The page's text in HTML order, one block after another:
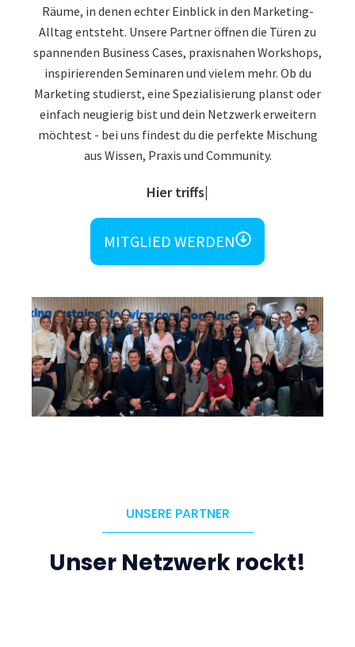
Räume, in denen echter Einblick in den Marketing-
Alltag entsteht. Unsere Partner öffnen die Türen zu
spannenden Business Cases, praxisnahen Workshops,
inspirierenden Seminaren und vielem mehr. Ob du
Marketing studierst, eine Spezialisierung planst oder
einfach neugierig bist und dein Netzwerk erweitern
möchtest - bei uns findest du die perfekte Mischung
aus Wissen, Praxis und Community.
Und vielleicht auc
MITGLIED WERDEN
UNSERE PARTNER
Unser Netzwerk rockt!